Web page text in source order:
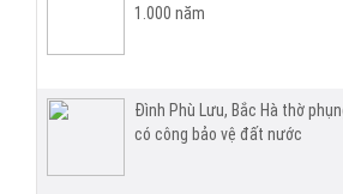
1.000 năm
Đình Phù Lưu, Bắc Hà thờ
có công bảo vệ đất nước